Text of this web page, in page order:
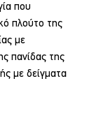
που
πλούτο της
με
πανίδας της
με δείγματα